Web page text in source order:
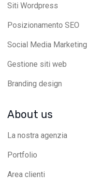
Siti Wordpress
Posizionamento SEO
Social Media Marketing
Gestione siti web
Branding design
About us
La nostra agenzia
Portfolio
Area clienti